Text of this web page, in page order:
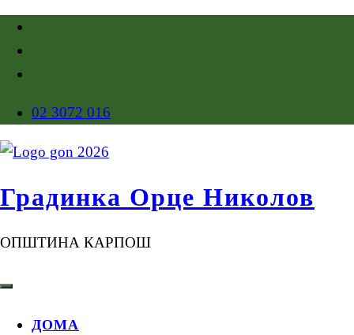
02 3072 016
Градинка Орце Николов
ОПШТИНА КАРПОШ
ДОМА